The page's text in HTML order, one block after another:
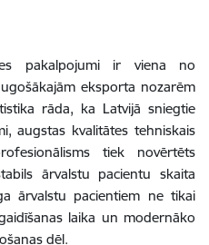
pakalpojumi ir viena no
eksporta nozarēm
rāda, ka Latvijā sniegtie
augstas kvalitātes tehniskais
tiek novērtēts
ārvalstu pacientu skaita
ārvalstu pacientiem ne tikai
laika un modernāko
dēļ.